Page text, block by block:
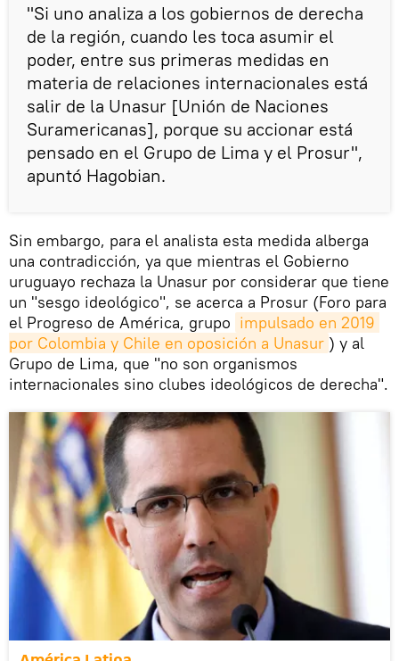
"Si uno analiza a los gobiernos de derecha
de la región, cuando les toca asumir el
poder, entre sus primeras medidas en
materia de relaciones internacionales está
salir de la Unasur [Unión de Naciones
Suramericanas], porque su accionar está
pensado en el Grupo de Lima y el Prosur",
apuntó Hagobian.
Sin embargo, para el analista esta medida alberga
una contradicción, ya que mientras el Gobierno
uruguayo rechaza la Unasur por considerar que tiene
un "sesgo ideológico", se acerca a Prosur (Foro para
el Progreso de América, grupo impulsado en 2019
por Colombia y Chile en oposición a Unasur ) y al
Grupo de Lima, que "no son organismos
internacionales sino clubes ideológicos de derecha".